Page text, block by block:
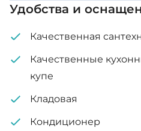
живописные площади,
розничные магазины и
Удобства и
Качественная
Качественные
купе
Кладовая
Кондиционер